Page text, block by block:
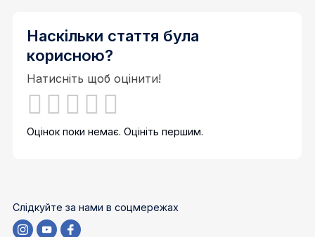
Наскільки стаття була
корисною?
Натисніть щоб оцінити!
Оцінок поки немає. Оцініть першим.
Слідкуйте за нами в соцмережах